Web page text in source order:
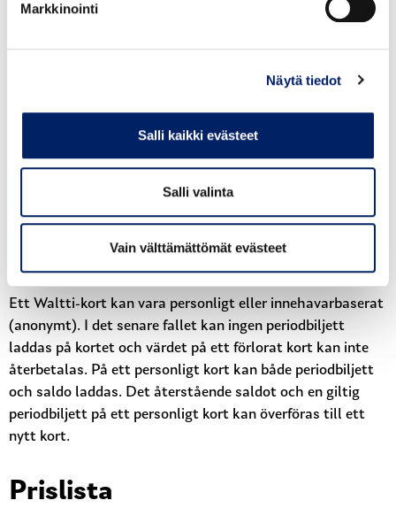
Markkinointi
Näytä tiedot
Salli kaikki evästeet
Salli valinta
Vain välttämättömät evästeet
tid. En produkt som laddats på nätet ska aktiveras på
Zoner, biljettyper och priser
Kotkaregionen kollektivtrafik är indelad i flera
betalningszoner. När du reser inom en zon betalar du
priset för två zoner, till exempel vid resa från Kotka till
Fredrikshamn eller från Fredrikshamn till Pyttis. Mer
information om zonerna finns i webbplatsens
finskspråkiga version.
Ett Waltti-kort kan vara personligt eller innehavarbaserat
(anonymt). I det senare fallet kan ingen periodbiljett
laddas på kortet och värdet på ett förlorat kort kan inte
återbetalas. På ett personligt kort kan både periodbiljett
och saldo laddas. Det återstående saldot och en giltig
periodbiljett på ett personligt kort kan överföras till ett
nytt kort.
Prislista